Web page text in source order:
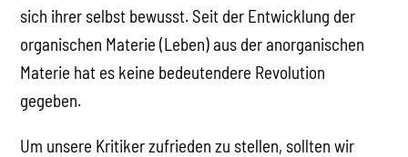
sich ihrer selbst bewusst. Seit der Entwicklung der
organischen Materie (Leben) aus der anorganischen
Materie hat es keine bedeutendere Revolution
gegeben.
Um unsere Kritiker zufrieden zu stellen, sollten wir